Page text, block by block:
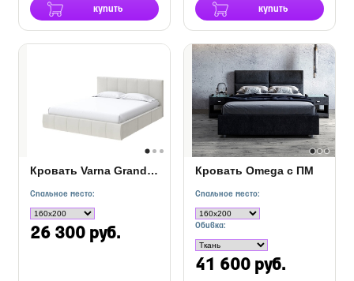
купить купить
Кровать Varna Grand с ПМ
Спальное место:
26 300 руб.
Кровать Omega с ПМ
Спальное место:
Обивка:
41 600 руб.